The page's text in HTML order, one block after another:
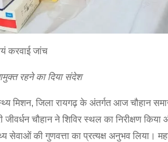
करवाई जांच
रहने का दिया संदेश
मिशन, जिला रायगढ़ के अंतर्गत आज चौहान
चौहान ने शिविर स्थल का निरीक्षण
सेवाओं की गुणवत्ता का प्रत्यक्ष अनुभव लिया।